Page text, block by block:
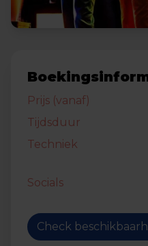
Prijs (vanaf)
Tijdsduur
Techniek
Socials
Check